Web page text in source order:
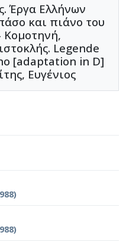
Έργα Ελλήνων
και πιάνο του
Κομοτηνή,
Legende
[adaptation in D]
Ευγένιος